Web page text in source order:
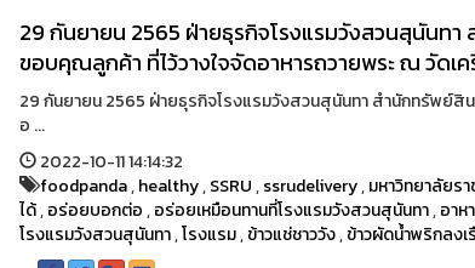
29 กันยายน 2565 ฝ่ายธุรกิจโรงแรมวังสวนสุนันทา
ขอบคุณลูกค้า ที่ไว้วางใจจัดอาหารถวายพระ ณ วัดเ
29 กันยายน 2565 ฝ่ายธุรกิจโรงแรมวังสวนสุนันทา สำนักทรัพย์สิ
อ ...
2022-10-11 14:14:32
foodpanda,healthy,SSRU,ssrudelivery,มหาวิทยาลัยร
ได้,อร่อยบอกต่อ,อร่อยเหมือนทานที่โรงแรมวังสวนสุนันทา,อาห
โรงแรมวังสวนสุนันทา,โรงแรม,ข้าวแช่ชาววัง,ข้าวผัดน้ำพริกลงเ